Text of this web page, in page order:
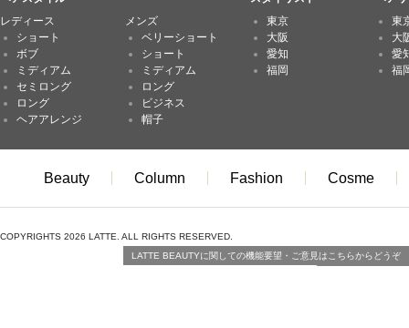
レディース
ショート
ボブ
ミディアム
セミロング
ロング
ヘアアレンジ
メンズ
ベリーショート
ショート
ミディアム
ロング
ビジネス
帽子
東京
大阪
愛知
福岡
東
大
愛
福
Beauty Column Fashion Cosme
COPYRIGHTS 2026 LATTE. ALL RIGHTS RESERVED.
LATTE BEAUTYに関しての機能要望・ご意見はこちらからどうぞ